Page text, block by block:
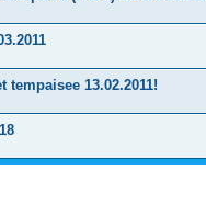
tempaisee 13.02.2011!